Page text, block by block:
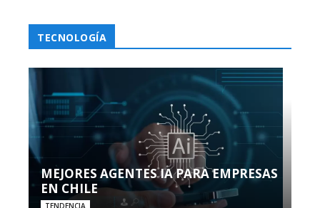
TECNOLOGÍA
MEJORES AGENTES IA PARA EMPRESAS
EN CHILE
TENDENCIA